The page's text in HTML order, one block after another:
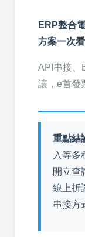
ERP整合
方案一次
API串接、
讓，e首發
重點結
入等多
開立查
線上折
串接方